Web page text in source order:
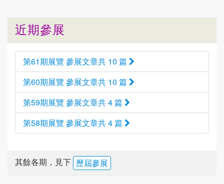
近期參展
第61期展覽 參展文章共 10 篇
第60期展覽 參展文章共 10 篇
第59期展覽 參展文章共 4 篇
第58期展覽 參展文章共 4 篇
其餘各期，見下 歷屆參展